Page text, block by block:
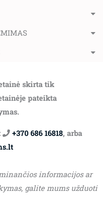
skirta tik
pateikta
+370 686 16818, arba
informacijos ar
galite mums užduoti